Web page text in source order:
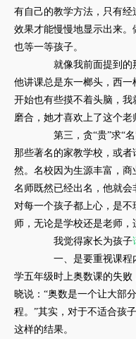
有自己的教学方法，只有
效果才能慢慢地显示出来。
也等一等孩子。
就像我前面提到的
他讲课总是东一榔头，西一
开始也有些摸不着头脑，
磨合，她才喜欢上了这个老
第三，贪“贵”求“名
那些著名的家教学校，或
然。名校因为生源丰富，商
名师既然已经出名，他就
对每一个孩子都上心，是
师，无论是学校还是老师，
我觉得家长为孩子
一、是要重视课程
学五年级时上奥数课的失
晓说：“奥数是一个让大部
程。”其实，对于不适合孩
这样的结果。